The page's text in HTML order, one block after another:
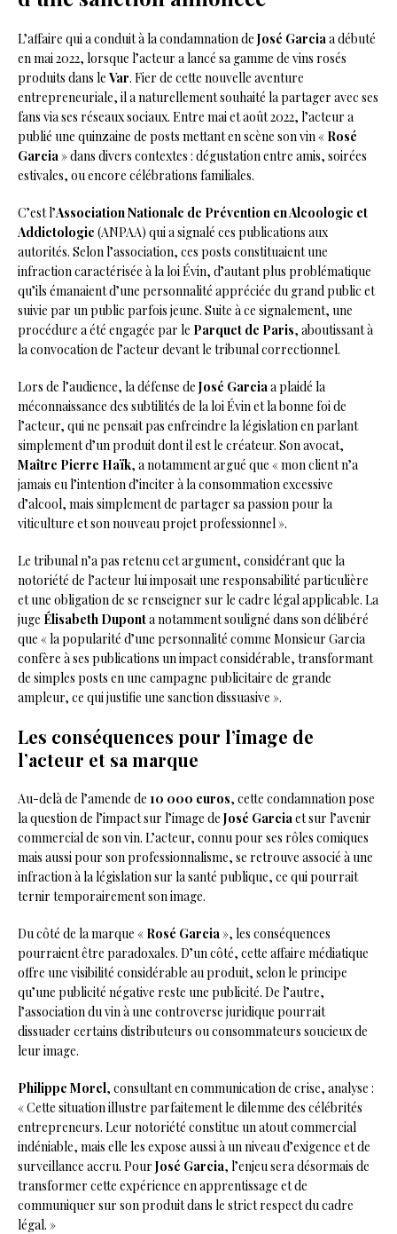
L’affaire qui a conduit à la condamnation de José Garcia a débuté
en mai 2022, lorsque l’acteur a lancé sa gamme de vins rosés
produits dans le Var. Fier de cette nouvelle aventure
entrepreneuriale, il a naturellement souhaité la partager avec ses
fans via ses réseaux sociaux. Entre mai et août 2022, l’acteur a
publié une quinzaine de posts mettant en scène son vin « Rosé
Garcia » dans divers contextes : dégustation entre amis, soirées
estivales, ou encore célébrations familiales.
C’est l’Association Nationale de Prévention en Alcoologie et
Addictologie (ANPAA) qui a signalé ces publications aux
autorités. Selon l’association, ces posts constituaient une
infraction caractérisée à la loi Évin, d’autant plus problématique
qu’ils émanaient d’une personnalité appréciée du grand public et
suivie par un public parfois jeune. Suite à ce signalement, une
procédure a été engagée par le Parquet de Paris, aboutissant à
la convocation de l’acteur devant le tribunal correctionnel.
Lors de l’audience, la défense de José Garcia a plaidé la
méconnaissance des subtilités de la loi Évin et la bonne foi de
l’acteur, qui ne pensait pas enfreindre la législation en parlant
simplement d’un produit dont il est le créateur. Son avocat,
Maître Pierre Haïk, a notamment argué que « mon client n’a
jamais eu l’intention d’inciter à la consommation excessive
d’alcool, mais simplement de partager sa passion pour la
viticulture et son nouveau projet professionnel ».
Le tribunal n’a pas retenu cet argument, considérant que la
notoriété de l’acteur lui imposait une responsabilité particulière
et une obligation de se renseigner sur le cadre légal applicable. La
juge Élisabeth Duponta notamment souligné dans son délibéré
que « la popularité d’une personnalité comme Monsieur Garcia
confère à ses publications un impact considérable, transformant
de simples posts en une campagne publicitaire de grande
ampleur, ce qui justifie une sanction dissuasive ».
Les conséquences pour l’image de
l’acteur et sa marque
Au-delà de l’amende de 10 000 euros, cette condamnation pose
la question de l’impact sur l’image de José Garcia et sur l’avenir
commercial de son vin. L’acteur, connu pour ses rôles comiques
mais aussi pour son professionnalisme, se retrouve associé à une
infraction à la législation sur la santé publique, ce qui pourrait
ternir temporairement son image.
Du côté de la marque « Rosé Garcia », les conséquences
pourraient être paradoxales. D’un côté, cette affaire médiatique
offre une visibilité considérable au produit, selon le principe
qu’une publicité négative reste une publicité. De l’autre,
l’association du vin à une controverse juridique pourrait
dissuader certains distributeurs ou consommateurs soucieux de
leur image.
Philippe Morel, consultant en communication de crise, analyse :
« Cette situation illustre parfaitement le dilemme des célébrités
entrepreneurs. Leur notoriété constitue un atout commercial
indéniable, mais elle les expose aussi à un niveau d’exigence et de
surveillance accru. Pour José Garcia, l’enjeu sera désormais de
transformer cette expérience en apprentissage et de
communiquer sur son produit dans le strict respect du cadre
légal. »